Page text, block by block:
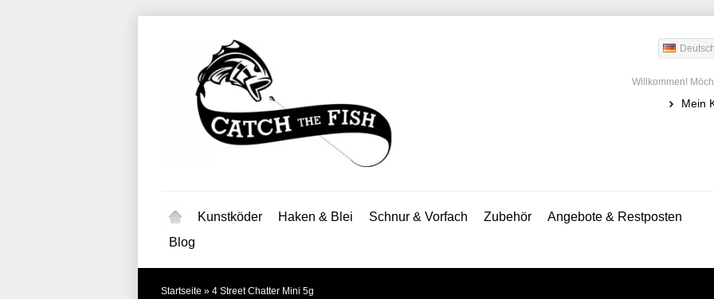
Deutsch
Willkommen!
Mein
Kunstköder Haken & Blei Schnur & Vorfach Zubehör
Angebote & Restposten
Blog
Startseite » 4 Street Chatter Mini 5g